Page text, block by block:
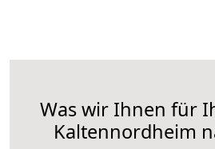
Was wir Ihnen für
Kaltennordheim